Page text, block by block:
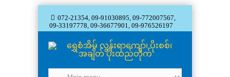
072-21354, 09-91030895, 09-772007567,
09-33197778, 09-36677901, 09-976526197